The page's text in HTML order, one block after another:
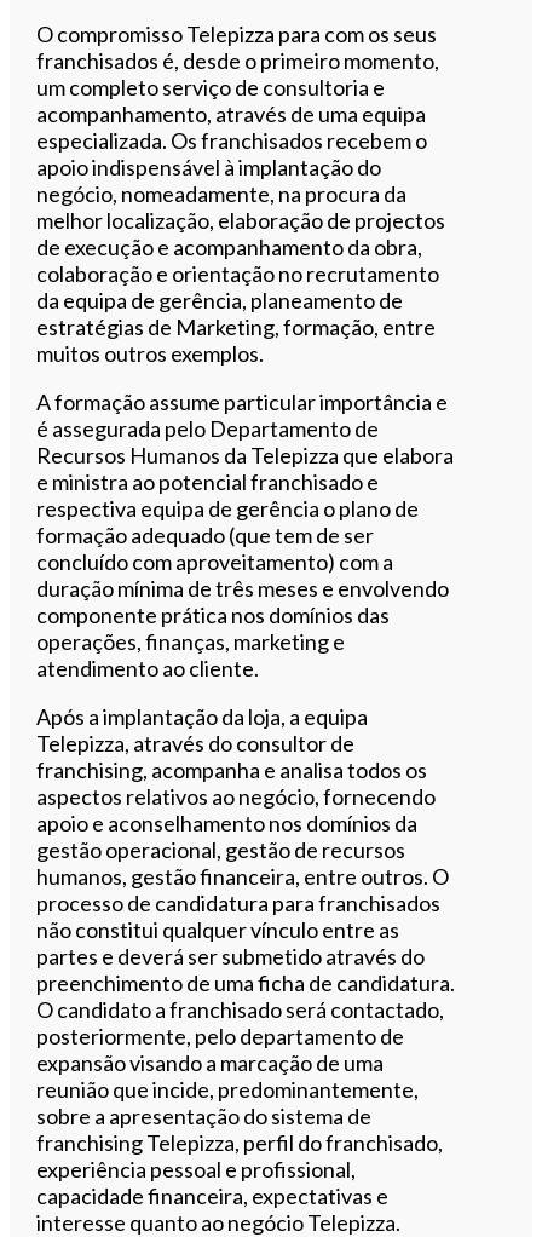
O compromisso Telepizza para com os seus
franchisados é, desde o primeiro momento,
um completo serviço de consultoria e
acompanhamento, através de uma equipa
especializada. Os franchisados recebem o
apoio indispensável à implantação do
negócio, nomeadamente, na procura da
melhor localização, elaboração de projectos
de execução e acompanhamento da obra,
colaboração e orientação no recrutamento
da equipa de gerência, planeamento de
estratégias de Marketing, formação, entre
muitos outros exemplos.
A formação assume particular importância e
é assegurada pelo Departamento de
Recursos Humanos da Telepizza que elabora
e ministra ao potencial franchisado e
respectiva equipa de gerência o plano de
formação adequado (que tem de ser
concluído com aproveitamento) com a
duração mínima de três meses e envolvendo
componente prática nos domínios das
operações, finanças, marketing e
atendimento ao cliente.
Após a implantação da loja, a equipa
Telepizza, através do consultor de
franchising, acompanha e analisa todos os
aspectos relativos ao negócio, fornecendo
apoio e aconselhamento nos domínios da
gestão operacional, gestão de recursos
humanos, gestão financeira, entre outros. O
processo de candidatura para franchisados
não constitui qualquer vínculo entre as
partes e deverá ser submetido através do
preenchimento de uma ficha de candidatura.
O candidato a franchisado será contactado,
posteriormente, pelo departamento de
expansão visando a marcação de uma
reunião que incide, predominantemente,
sobre a apresentação do sistema de
franchising Telepizza, perfil do franchisado,
experiência pessoal e profissional,
capacidade financeira, expectativas e
interesse quanto ao negócio Telepizza.